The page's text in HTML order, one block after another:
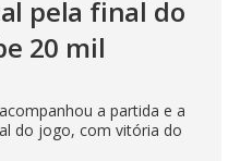
pela final do
20 mil
a partida e a
do jogo, com vitória do